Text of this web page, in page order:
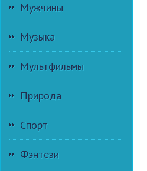
Мужчины
Музыка
Мультфильмы
Природа
Спорт
Фэнтези